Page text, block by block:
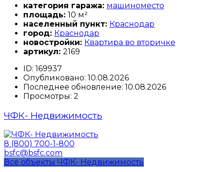
категория гаража: машиноместо
площадь: 10 м²
населенный пункт: Краснодар
город: Краснодар
новостройки: Квартира во вторичке
артикул: 2169
ID: 169937
Опубликовано: 10.08.2026
Последнее обновление: 10.08.2026
Просмотры: 2
ЧФК- Недвижимость
8 (800) 700-1-800
bsfc@bsfc.com
Все объекты ЧФК- Недвижимость